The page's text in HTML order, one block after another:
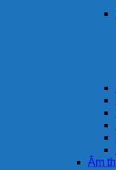
Âm